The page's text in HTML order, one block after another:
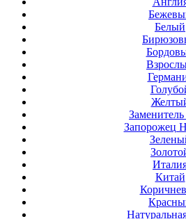
Белый
Запорожец
Китай